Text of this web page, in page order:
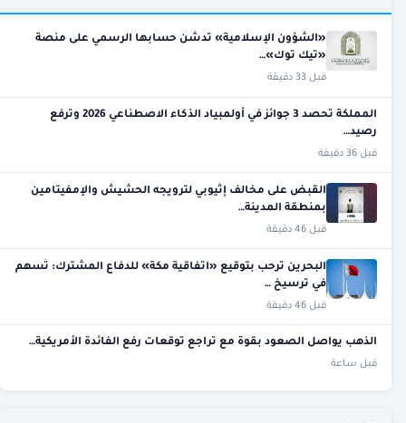
«الشؤون الإسلامية» تدشن حسابها الرسمي على منصة
«تيك توك»…
قبل 33 دقيقة
المملكة تحصد 3 جوائز في أولمبياد الذكاء الاصطناعي 2026 وترفع
رصيد…
قبل 36 دقيقة
القبض على مخالف إثيوبي لترويجه الحشيش والإمفيتامين
بمنطقة المدينة…
قبل 46 دقيقة
البحرين ترحب بتوقيع «اتفاقية مكة» للدفاع المشترك: تُسهم
في ترسيخ …
قبل 46 دقيقة
الذهب يواصل الصعود بقوة مع تراجع توقعات رفع الفائدة الأمريكية…
قبل ساعة